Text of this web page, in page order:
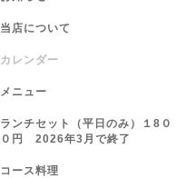
当店について
カレンダー
メニュー
ランチセット（平日のみ）１8０
０円 2026年3月で終了
コース料理